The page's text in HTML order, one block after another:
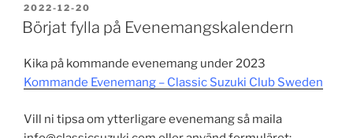
PUBLICERAT
2022-12-20
Börjat fylla på Evenemangskalendern
Kika på kommande evenemang under 2023
Kommande Evenemang – Classic Suzuki Club Sweden
Vill ni tipsa om ytterligare evenemang så maila